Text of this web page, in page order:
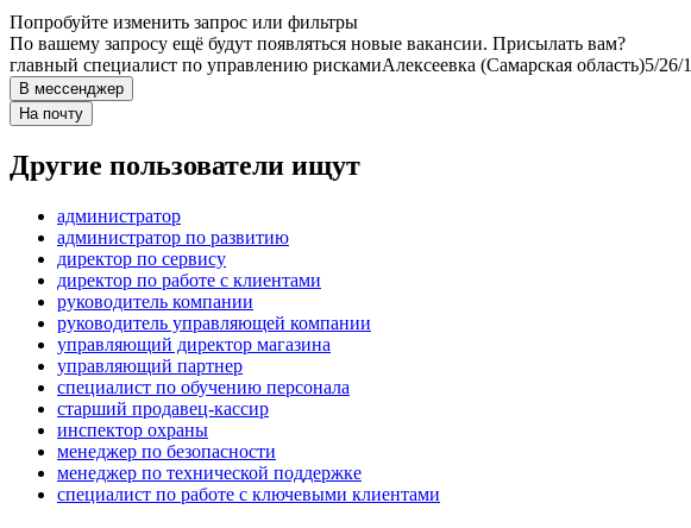
Попробуйте изменить запрос или фильтры
По вашему запросу ещё будут появляться новые вакансии. Присылать вам?
главный специалист по управлению рискамиАлексеевка (Самарская область)5/26/1
В мессенджер
На почту
Другие пользователи ищут
администратор
администратор по развитию
директор по сервису
директор по работе с клиентами
руководитель компании
руководитель управляющей компании
управляющий директор магазина
управляющий партнер
специалист по обучению персонала
старший продавец-кассир
инспектор охраны
менеджер по безопасности
менеджер по технической поддержке
специалист по работе с ключевыми клиентами